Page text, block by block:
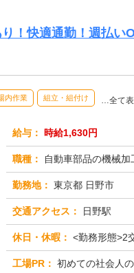
り！快適通勤！週払
内作業 組立・組付け …全て
給与： 時給1,630円
職種： 自動車部品の機械
勤務地： 東京都 日野市
交通アクセス： 日野駅
休日・休暇： <勤務形態>2交
工場PR： 初めての社会人の方も、ブランクのあ